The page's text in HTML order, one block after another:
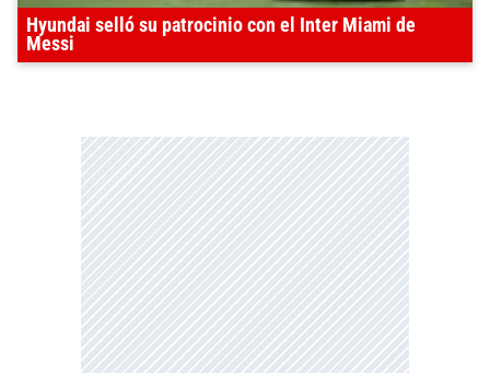
Hyundai selló su patrocinio con el Inter Miami de
Messi